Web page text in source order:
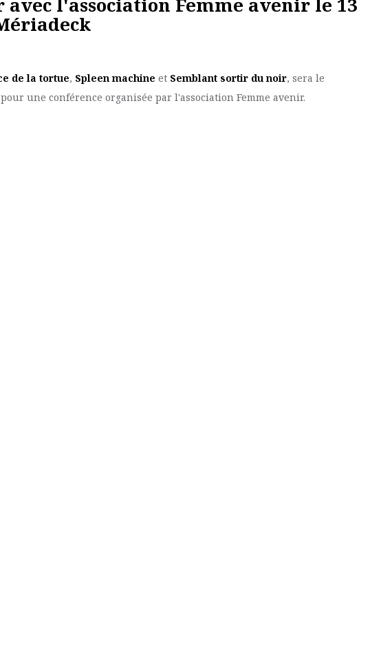
de la tortue, Spleen machine et Semblant sortir du noir, sera le
une conférence organisée par l'association Femme avenir.